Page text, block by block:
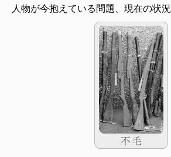
人物が今抱えている問題、現在の状況